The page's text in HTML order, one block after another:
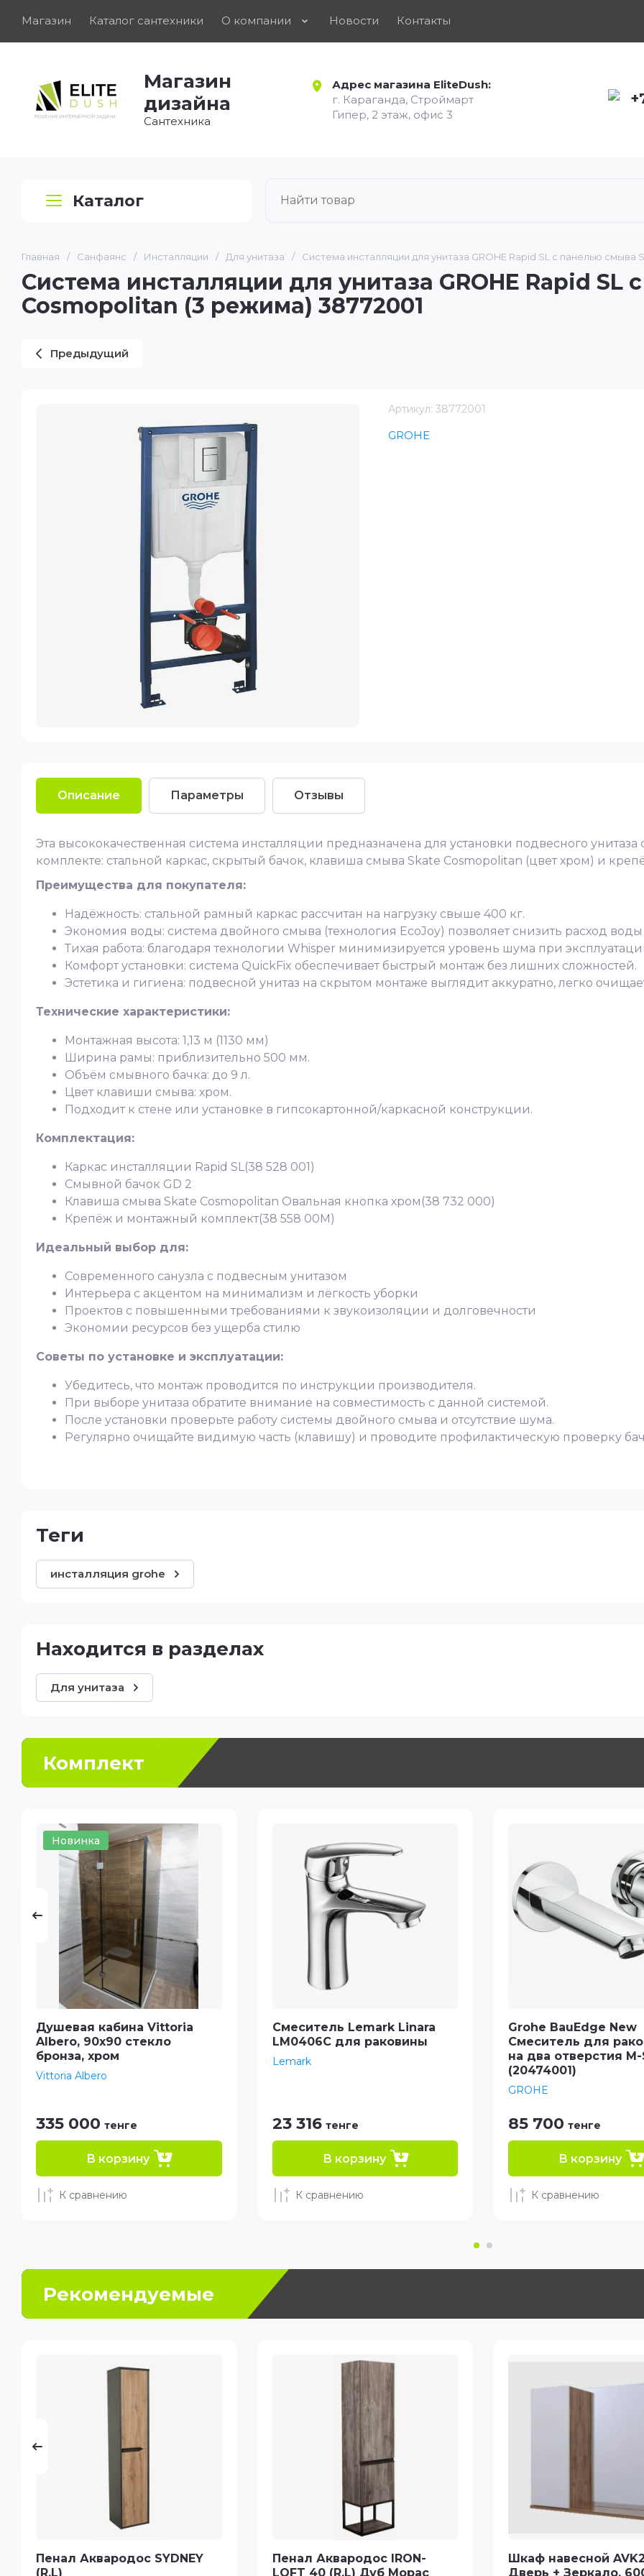
Магазин Каталог сантехники О компании Новости Контакты
Магазин
дизайна
Сантехника
Адрес магазина EliteDush:
г. Караганда, Строймарт
Гипер, 2 этаж, офис 3
Каталог
Главная / Санфаянс / Инсталляции / Для унитаза / Система инсталляции для унитаза GROHE Rapid SL с панелью
Система инсталляции для унитаза GROHE Rapid SL
Cosmopolitan (3 режима) 38772001
Предыдущий
Артикул: 38772001
GROHE
Описание Параметры Отзывы
Эта высококачественная система инсталляции предназначена для установки подвесного
комплекте: стальной каркас, скрытый бачок, клавиша смыва Skate Cosmopolitan (цвет хром) и
Преимущества для покупателя:
Надёжность: стальной рамный каркас рассчитан на нагрузку свыше 400 кг.
Экономия воды: система двойного смыва (технология EcoJoy) позволяет снизить расход
Тихая работа: благодаря технологии Whisper минимизируется уровень шума при
Комфорт установки: система QuickFix обеспечивает быстрый монтаж без лишних сложностей.
Эстетика и гигиена: подвесной унитаз на скрытом монтаже выглядит аккуратно, легко
Технические характеристики:
Монтажная высота: 1,13 м (1130 мм)
Ширина рамы: приблизительно 500 мм.
Объём смывного бачка: до 9 л.
Цвет клавиши смыва: хром.
Подходит к стене или установке в гипсокартонной/каркасной конструкции.
Комплектация:
Каркас инсталляции Rapid SL(38 528 001)
Смывной бачок GD 2
Клавиша смыва Skate Cosmopolitan Овальная кнопка хром(38 732 000)
Крепёж и монтажный комплект(38 558 00M)
Идеальный выбор для:
Современного санузла с подвесным унитазом
Интерьера с акцентом на минимализм и лёгкость уборки
Проектов с повышенными требованиями к звукоизоляции и долговечности
Экономии ресурсов без ущерба стилю
Советы по установке и эксплуатации:
Убедитесь, что монтаж проводится по инструкции производителя.
При выборе унитаза обратите внимание на совместимость с данной системой.
После установки проверьте работу системы двойного смыва и отсутствие шума.
Регулярно очищайте видимую часть (клавишу) и проводите профилактическую проверку
теги
инсталляция grohe
Находится в разделах
Для унитаза
Комплект
Новинка
Душевая кабина Vittoria
Albero, 90х90 стекло
бронза, хром
Vittoria Albero
335 000 тенге
В корзину
К сравнению
Смеситель Lemark Linara
LM0406C для раковины
Lemark
23 316 тенге
В корзину
К сравнению
Grohe BauEdge New
Смеситель для
на два отверстия
(20474001)
GROHE
85 700 тенге
В корзину
К сравнению
Рекомендуемые
Пенал Аквародос SYDNEY
(R.L)
Пенал Аквародос IRON-
LOFT 40 (R.L) Дуб Морас
Шкаф навесной
Дверь + Зеркало,